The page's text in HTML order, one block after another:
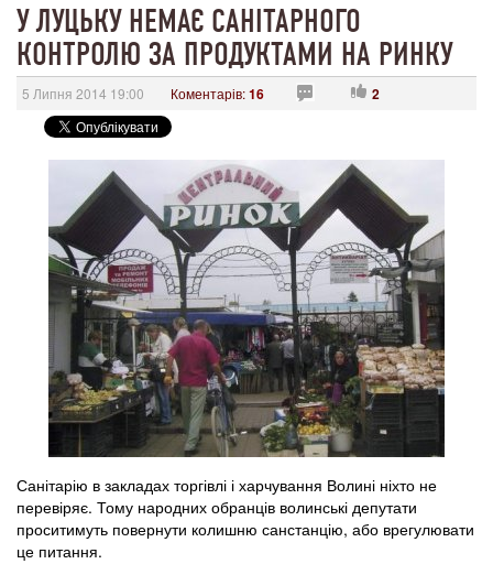
У ЛУЦЬКУ НЕМАЄ САНІТАРНОГО
КОНТРОЛЮ ЗА ПРОДУКТАМИ НА РИНКУ
5 Липня 2014 19:00 Коментарів:16 2
Санітарію в закладах торгівлі і харчування Волині ніхто не
перевіряє. Тому народних обранців волинські депутати
проситимуть повернути колишню санстанцію, або врегулювати
це питання.